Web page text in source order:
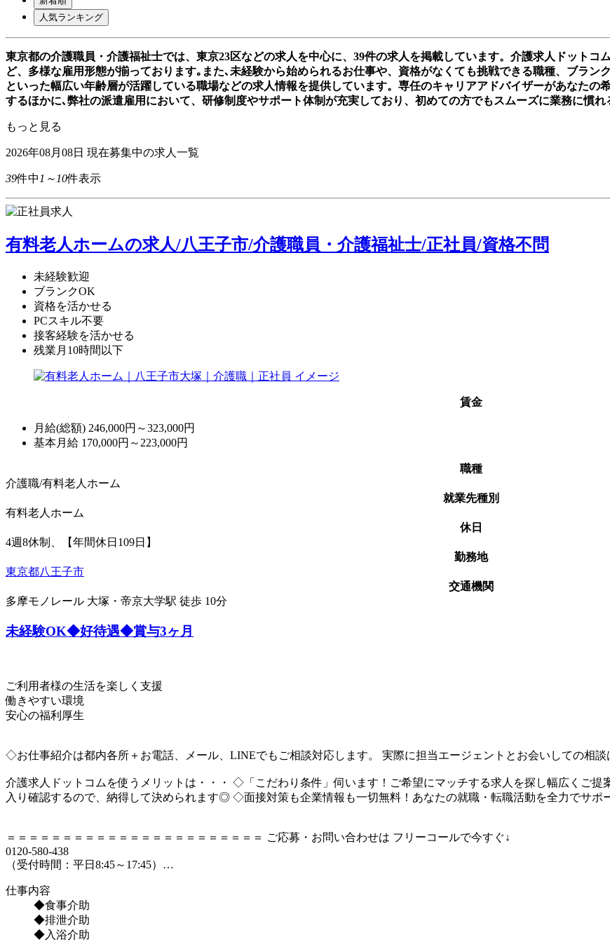
人気ランキング
東京都の介護職員・介護福祉士では、東京23区などの求人を中心に、39件の求人を掲載しています。介護求人ドット
ど、多様な雇用形態が揃っております｡また､未経験から始められるお仕事や、資格がなくても挑戦できる職種、ブラン
といった幅広い年齢層が活躍している職場などの求人情報を提供しています。専任のキャリアアドバイザーがあなた
するほかに､弊社の派遣雇用において、研修制度やサポート体制が充実しており、初めての方でもスムーズに業務に慣れ
もっと見る
2026年08月08日 現在募集中の求人一覧
39件中1～10件表示
有料老人ホームの求人/八王子市/介護職員・介護福祉士/正社員/資格不問
未経験歓迎
ブランクOK
資格を活かせる
PCスキル不要
接客経験を活かせる
残業月10時間以下
賃金
月給(総額) 246,000円～323,000円
基本月給 170,000円～223,000円
職種
介護職/有料老人ホーム
就業先種別
有料老人ホーム
休日
4週8休制、【年間休日109日】
勤務地
東京都八王子市
交通機関
多摩モノレール 大塚・帝京大学駅 徒歩 10分
未経験OK◆好待遇◆賞与3ヶ月
ご利用者様の生活を楽しく支援
働きやすい環境
安心の福利厚生
◇お仕事紹介は都内各所＋お電話、メール、LINEでもご相談対応します。 実際に担当エージェントとお会いしての相
介護求人ドットコムを使うメリットは・・・ ◇「こだわり条件」伺います！ご希望にマッチする求人を探し幅広くご
入り確認するので、納得して決められます◎ ◇面接対策も企業情報も一切無料！あなたの就職・転職活動を全力でサポ
＝＝＝＝＝＝＝＝＝＝＝＝＝＝＝＝＝＝＝＝＝＝＝ ご応募・お問い合わせは フリーコールで今すぐ↓
0120-580-438
（受付時間：平日8:45～17:45）…
仕事内容
◆食事介助
◆排泄介助
◆入浴介助